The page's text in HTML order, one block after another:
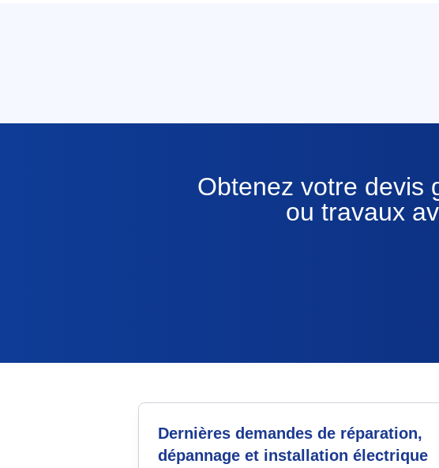
Obtenez votre devis
ou travaux
Dernières demandes de réparation,
dépannage et installation électrique